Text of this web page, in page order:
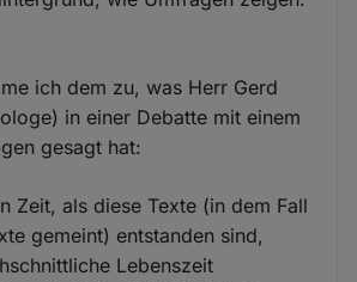
ich dem zu, was Herr Gerd
in einer Debatte mit einem
gesagt hat:
Zeit, als diese Texte (in dem Fall
gemeint) entstanden sind,
Lebenszeit